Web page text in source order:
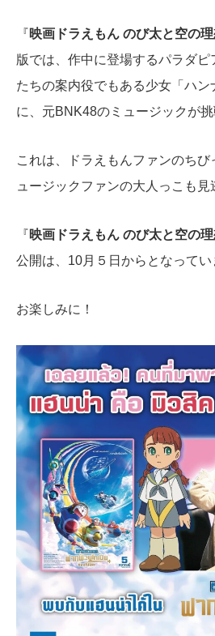
『映画ドラえもん のび太と空の
版では、 作中に登場するパラダピ
たちの案内役でもある少女「ハン
に、元BNK48のミュージックが挑
これは、ドラえもんファンのちび
ュージックファンの大人っこも見
『映画ドラえもん のび太と空の
公開は、10月５日からとなってい
お楽しみに！